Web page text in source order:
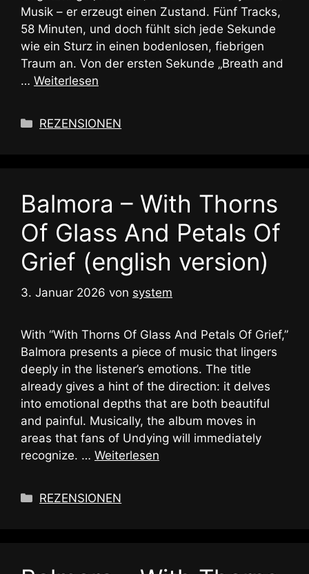
Musik – er erzeugt einen Zustand. Fünf Tracks,
58 Minuten, und doch fühlt sich jede Sekunde
wie ein Sturz in einen bodenlosen, fiebrigen
Traum an. Von der ersten Sekunde „Breath and
… Weiterlesen
Kategorien
REZENSIONEN
Balmora – With Thorns
Of Glass And Petals Of
Grief (english version)
3. Januar 2026 von system
With “With Thorns Of Glass And Petals Of Grief,”
Balmora presents a piece of music that lingers
deeply in the listener’s emotions. The title
already gives a hint of the direction: it delves
into emotional depths that are both beautiful
and painful. Musically, the album moves in
areas that fans of Undying will immediately
recognize. … Weiterlesen
Kategorien
REZENSIONEN